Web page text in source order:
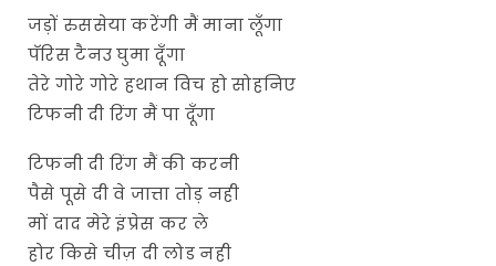
जड़ों रुससेया करेंगी मैं माना लूँगा
पॅरिस टैनउ घुमा दूँगा
तेरे गोरे गोरे हथान विच हो सोहनिए
टिफनी दी रिंग मैं पा दूँगा
टिफनी दी रिंग मैं की करनी
पैसे पूसे दी वे जात्ता तोड़ नही
मों दाद मेरे इंप्रेस कर ले
होर किसे चीज़ दी लोड नही